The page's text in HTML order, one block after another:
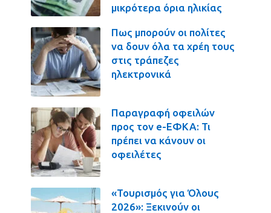
μικρότερα όρια ηλικίας
Πως μπορούν οι πολίτες
να δουν όλα τα χρέη τους
στις τράπεζες
ηλεκτρονικά
Παραγραφή οφειλών
προς τον e-ΕΦΚΑ: Τι
πρέπει να κάνουν οι
οφειλέτες
«Τουρισμός για Όλους
2026»: Ξεκινούν οι